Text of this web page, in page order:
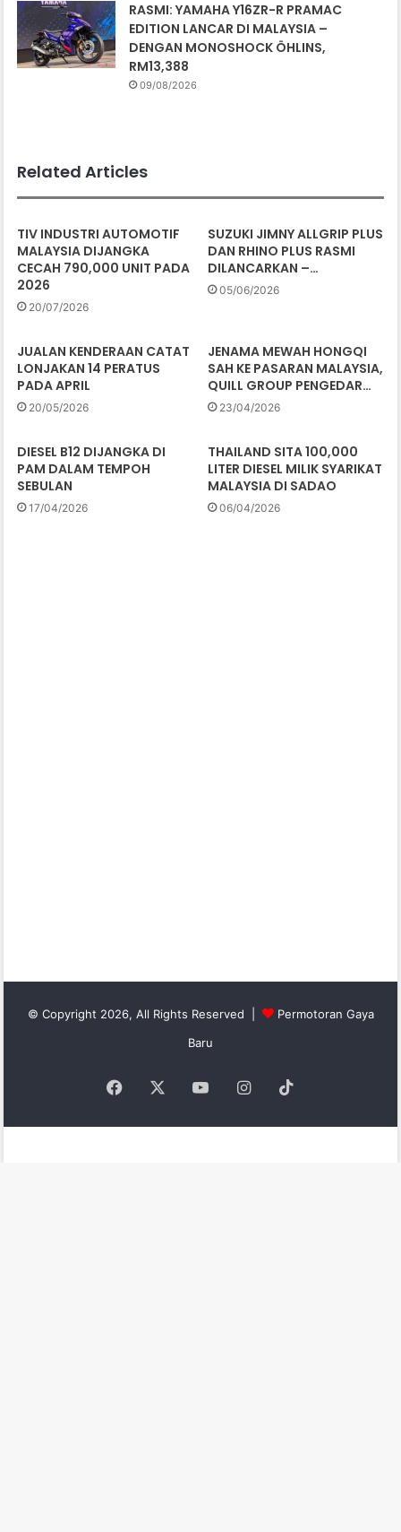
RASMI: YAMAHA Y16ZR-R PRAMAC
EDITION LANCAR DI MALAYSIA –
DENGAN MONOSHOCK ÖHLINS,
RM13,388
09/08/2026
Related Articles
TIV INDUSTRI AUTOMOTIF
MALAYSIA DIJANGKA
CECAH 790,000 UNIT PADA
2026
20/07/2026
SUZUKI JIMNY ALLGRIP PLUS
DAN RHINO PLUS RASMI
DILANCARKAN –…
05/06/2026
JUALAN KENDERAAN CATAT
LONJAKAN 14 PERATUS
PADA APRIL
20/05/2026
JENAMA MEWAH HONGQI
SAH KE PASARAN MALAYSIA,
QUILL GROUP PENGEDAR…
23/04/2026
DIESEL B12 DIJANGKA DI
PAM DALAM TEMPOH
SEBULAN
17/04/2026
THAILAND SITA 100,000
LITER DIESEL MILIK SYARIKAT
MALAYSIA DI SADAO
06/04/2026
© Copyright 2026, All Rights Reserved |
Permotoran Gaya
Baru
Facebook YouTubeInstagram